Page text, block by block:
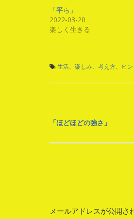
「平ら」
2022-03-20
楽しく生きる
生活、楽しみ、考え方、ヒ
投
稿
ゲ
「ほどほどの強さ」
メールアドレスが公開さ